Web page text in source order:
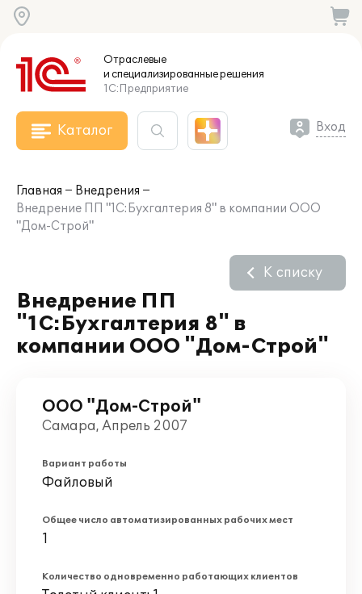
Отраслевые
и специализированныерешения
1С:Предприятие
Каталог Вход
Главная
Внедрения
Внедрение ПП "1С:Бухгалтерия 8" в компании ООО
"Дом-Строй"
Внедрение ПП
"1С:Бухгалтерия 8" в
компании ООО "Дом-Строй"
К списку
ООО "Дом-Строй"
Самара, Апрель 2007
Вариант работы
Файловый
Общее число автоматизированных рабочих мест
1
Количество одновременно работающих клиентов